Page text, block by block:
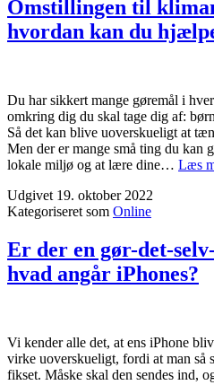
nogle
gange?
Omstillingen til
hvordan kan du
Du har sikkert mange gøremål i
omkring dig du skal tage dig af:
Så det kan blive uoverskueligt at
Men der er mange små ting du
lokale miljø og at lære dine… Læs
Udgivet 19. oktober 2022
Kategoriseret som Online
Er der en gør-det-
hvad angår iPhones?
Vi kender alle det, at ens iPhone
virke uoverskueligt, fordi at man så
fikset. Måske skal den sendes ind,